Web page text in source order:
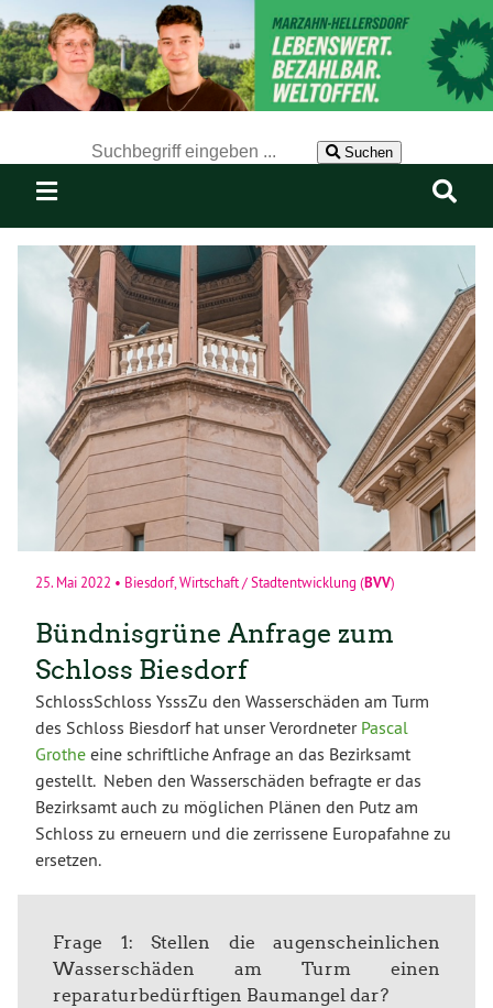
Suchen
25. Mai 2022 • Biesdorf, Wirtschaft / Stadtentwicklung (BVV)
Bündnisgrüne Anfrage zum
Schloss Biesdorf
SchlossSchloss YsssZu den Wasserschäden am Turm
des Schloss Biesdorf hat unser Verordneter Pascal
Grothe eine schriftliche Anfrage an das Bezirksamt
gestellt. Neben den Wasserschäden befragte er das
Bezirksamt auch zu möglichen Plänen den Putz am
Schloss zu erneuern und die zerrissene Europafahne zu
ersetzen.
Frage 1: Stellen die augenscheinlichen
Wasserschäden am Turm einen
reparaturbedürftigen Baumangel dar?